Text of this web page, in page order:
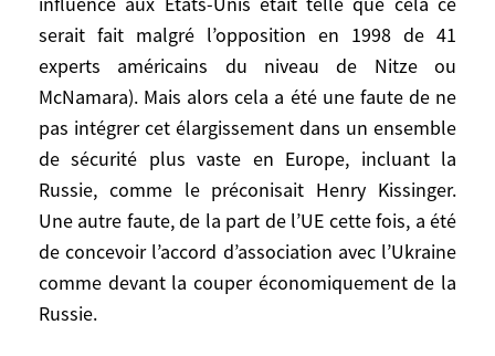
serait fait malgré l’opposition en 1998 de 41
experts américains du niveau de Nitze ou
McNamara). Mais alors cela a été une faute de ne
pas intégrer cet élargissement dans un ensemble
de sécurité plus vaste en Europe, incluant la
Russie, comme le préconisait Henry Kissinger.
Une autre faute, de la part de l’UE cette fois, a été
de concevoir l’accord d’association avec l’Ukraine
comme devant la couper économiquement de la
Russie.
durant les dernières années de sa vie qu’il
ne fallait pas intégrer l’Ukraine dans
l’OTAN. Quant au dernier ambassadeur des
États-Unis à Moscou à l’époque soviétique,
il avait déclaré : « On ne pourra pas à la
fois élargir l’OTAN et avoir une Russie
démocratique ».
On peut certes considérer qu’il était
impossible de ne pas répondre à la
demande de sécurité de la Pologne et des